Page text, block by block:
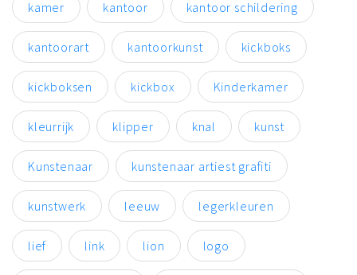
kamer kantoor kantoor schildering
kantoorart kantoorkunst kickboks
kickboksen kickbox Kinderkamer
kleurrijk klipper knal kunst
Kunstenaar kunstenaar artiest grafiti
kunstwerk leeuw legerkleuren
lief link lion logo